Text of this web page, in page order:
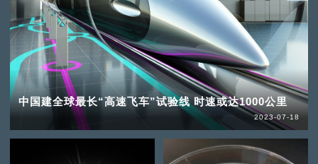
中国建全球最长“高速飞车”试验线 时速或达1000公里
2023-07-18